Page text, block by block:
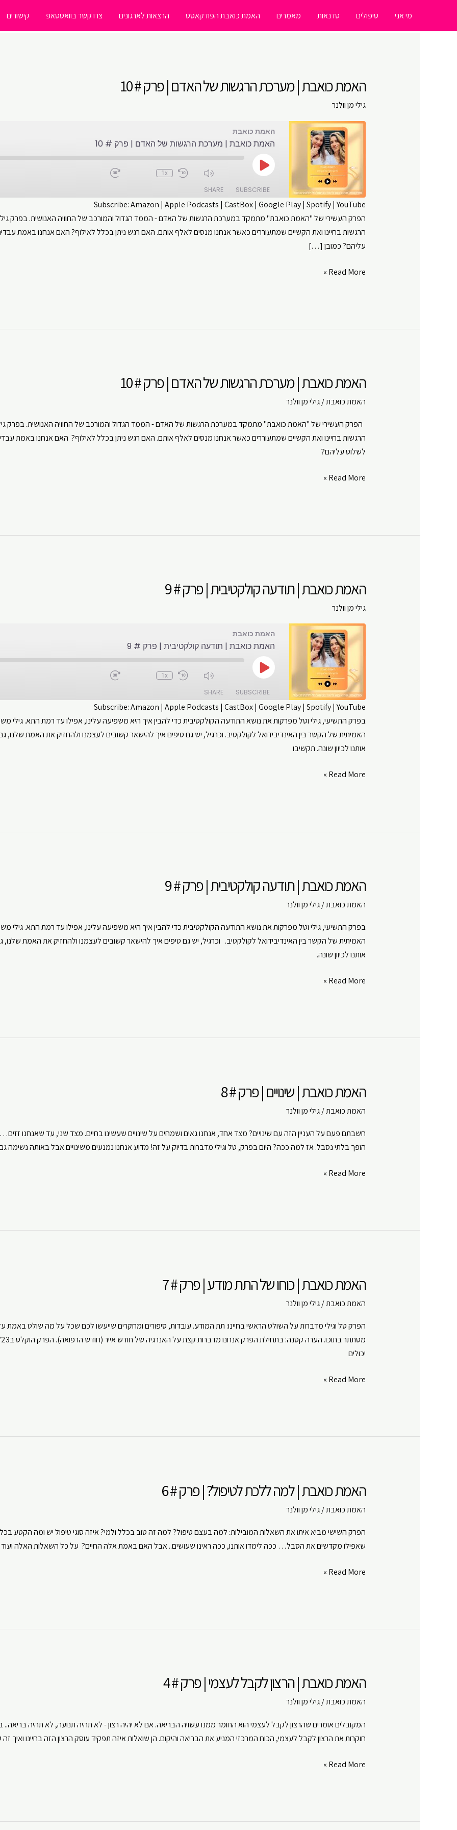
מי אני טיפולים סדנאות מאמרים האמת כואבת הפודקאסט הרצאות לארגונים צרו קשר בוואטסאפ קישורים
האמת כואבת | מערכת הרגשות של האדם | פרק # 10
גילי מן וולנר
האמת כואבת
האמת כואבת | מערכת הרגשות של האדם | פרק # 10
Play
Episode
1x
SUBSCRIBE
SHARE
Amazon
Apple Podcasts
Google Play
Spotify
SHARE
Subscribe:Amazon |Apple Podcasts |CastBox|Google Play|Spotify|YouTube
הפרק העשירי של "האמת כואבת" מתמקד במערכת הרגשות של האדם - הממד הגדול והמורכב של החוויה האנושית. בפרק
הרגשות בחיינו ואת הקשיים שמתעוררים כאשר אנחנו מנסים לאלף אותם. האם רגש ניתן בכלל לאילוף? האם אנחנו באמת
עליהם? כמובן […]
האמת
הרגשות
פרק
Read More »
האמת כואבת | מערכת הרגשות של האדם | פרק # 10
האמת כואבת/גילי מן וולנר
הפרק העשירי של "האמת כואבת" מתמקד במערכת הרגשות של האדם - הממד הגדול והמורכב של החוויה האנושית. בפרק
הרגשות בחיינו ואת הקשיים שמתעוררים כאשר אנחנו מנסים לאלף אותם. האם רגש ניתן בכלל לאילוף? האם אנחנו באמת
לשלוט עליהם?
האמת
הרגשות
פרק
Read More »
האמת כואבת | תודעה קולקטיבית | פרק # 9
גילי מן וולנר
האמת כואבת
האמת כואבת | תודעה קולקטיבית | פרק # 9
Play
Episode
1x
SUBSCRIBE
SHARE
Amazon
Apple Podcasts
Google Play
Spotify
SHARE
Subscribe:Amazon |Apple Podcasts |CastBox|Google Play|Spotify|YouTube
בפרק התשיעי, גילי וטל מפרקות את נושא התודעה הקולקטיבית כדי להבין איך היא משפיעה עלינו, אפילו עד רמת התא.
האמיתית של הקשר בין האינדיבידואל לקולקטיב. וכרגיל, יש גם טיפים איך להישאר קשובים לעצמנו ולהחזיק את האמת שלנו,
אותנו לכיוון שונה. תקשיבו
האמת
קולקטיבית
9
Read More »
האמת כואבת | תודעה קולקטיבית | פרק # 9
האמת כואבת/גילי מן וולנר
בפרק התשיעי, גילי וטל מפרקות את נושא התודעה הקולקטיבית כדי להבין איך היא משפיעה עלינו, אפילו עד רמת התא.
האמיתית של הקשר בין האינדיבידואל לקולקטיב. וכרגיל, יש גם טיפים איך להישאר קשובים לעצמנו ולהחזיק את האמת
אותנו לכיוון שונה.
האמת
קולקטיבית
9
Read More »
האמת כואבת | שינויים | פרק # 8
האמת כואבת/גילי מן וולנר
חשבתם פעם על העניין הזה עם שינויים? מצד אחד, אנחנו גאים ושמחים על שינויים שעשינו בחיים. מצד שני, עד שאנחנו
הופך בלתי נסבל. אז למה ככה? היום בפרק, טל וגילי מדברות בדיוק על זה! מדוע אנחנו נמנעים משינויים אבל באותה
האמת
|
Read More »
האמת כואבת | כוחו של התת מודע | פרק # 7
האמת כואבת/גילי מן וולנר
הפרק טל וגילי מדברות על השולט הראשי בחיינו: תת המודע. עובדות, סיפורים ומחקרים שייעשו לכם שכל על מה שולט באמת
יכולים
האמת
של
פרק
Read More »
האמת כואבת | למה ללכת לטיפול? | פרק # 6
האמת כואבת/גילי מן וולנר
הפרק השישי מביא איתו את השאלות המובילות: למה בעצם טיפול? למה זה טוב בכלל ולמי? איזה סוגי טיפול יש ומה הקטע
שאפילו מקדשים את הסבל… ככה לימדו אותנו, ככה ראינו שעושים.. אבל האם באמת אלה החיים? על כל השאלות האלה ועוד
האמת
ללכת
#
Read More »
האמת כואבת | הרצון לקבל לעצמי | פרק # 4
האמת כואבת/גילי מן וולנר
המקובלים אומרים שהרצון לקבל לעצמי הוא החומר ממנו עשויה הבריאה. אם לא יהיה רצון - לא תהיה תנועה, לא תהיה בריאה..
חוקרות את הרצון לקבל לעצמי, הכוח המרכזי המניע את הבריאה והיקום. הן שואלות איזה תפקיד עוסק הרצון הזה בחיינו ואיך
האמת
לקבל
Read More »